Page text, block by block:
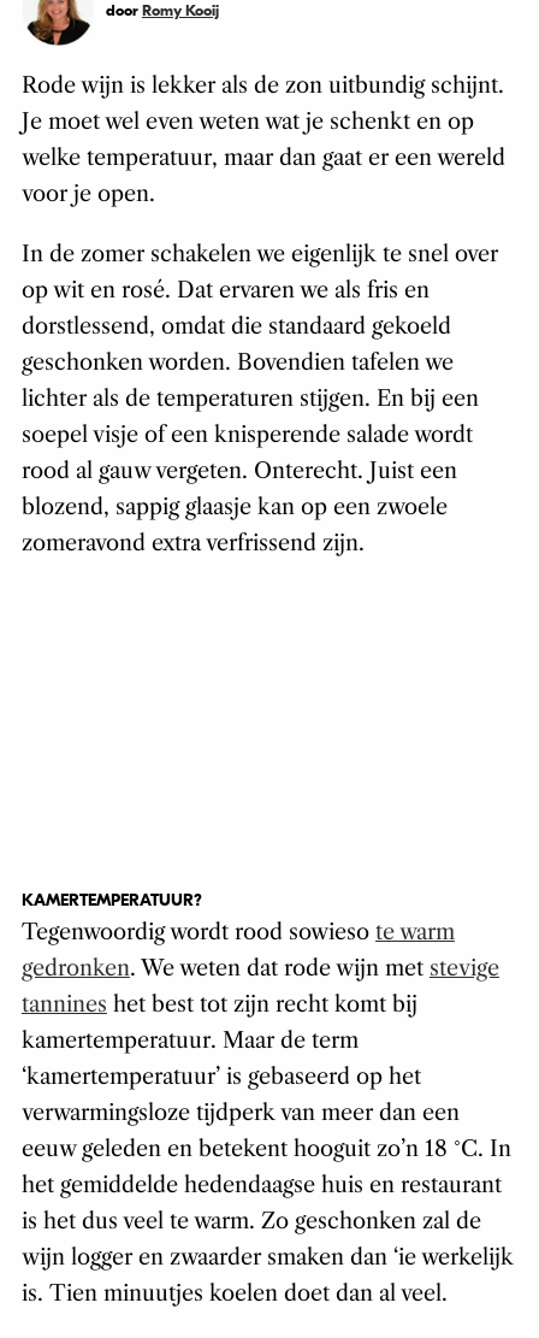
door Romy Kooij
Rode wijn is lekker als de zon uitbundig schijnt.
Je moet wel even weten wat je schenkt en op
welke temperatuur, maar dan gaat er een wereld
voor je open.
In de zomer schakelen we eigenlijk te snel over
op wit en rosé. Dat ervaren we als fris en
dorstlessend, omdat die standaard gekoeld
geschonken worden. Bovendien tafelen we
lichter als de temperaturen stijgen. En bij een
soepel visje of een knisperende salade wordt
rood al gauw vergeten. Onterecht. Juist een
blozend, sappig glaasje kan op een zwoele
zomeravond extra verfrissend zijn.
KAMERTEMPERATUUR?
Tegenwoordig wordt rood sowieso te warm
gedronken. We weten dat rode wijn met stevige
tannines het best tot zijn recht komt bij
kamertemperatuur. Maar de term
‘kamertemperatuur’ is gebaseerd op het
verwarmingsloze tijdperk van meer dan een
eeuw geleden en betekent hooguit zo’n 18 ˚C. In
het gemiddelde hedendaagse huis en restaurant
is het dus veel te warm. Zo geschonken zal de
wijn logger en zwaarder smaken dan ‘ie werkelijk
is. Tien minuutjes koelen doet dan al veel.